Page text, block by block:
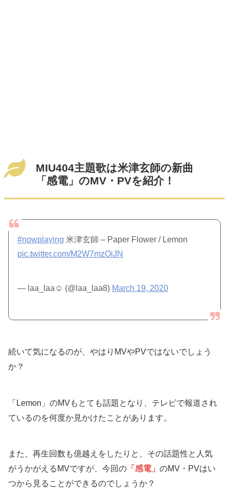
MIU404主題歌は米津玄師の新曲
「感電」のMV・PVを紹介！
#nowplaying 米津玄師 – Paper Flower / Lemon
pic.twitter.com/M2W7mzOiJN
— laa_laa☺︎︎ (@laa_laa8) March 19, 2020
続いて気になるのが、やはりMVやPVではないでしょう
か？
「Lemon」のMVもとても話題となり、テレビで報道され
ているのを何度か見かけたことがあります。
また、再生回数も億越えをしたりと、その話題性と人気
がうかがえるMVですが、今回の 「感電」のMV・PVはい
つから見ることができるのでしょうか？